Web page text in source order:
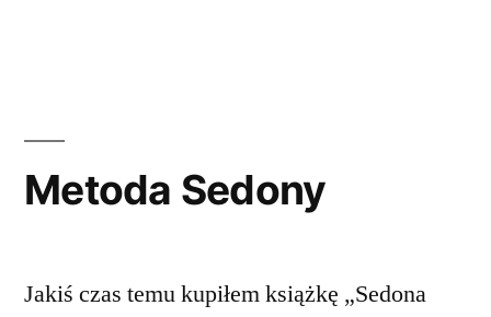
Metoda Sedony
Jakiś czas temu kupiłem książkę „Sedona